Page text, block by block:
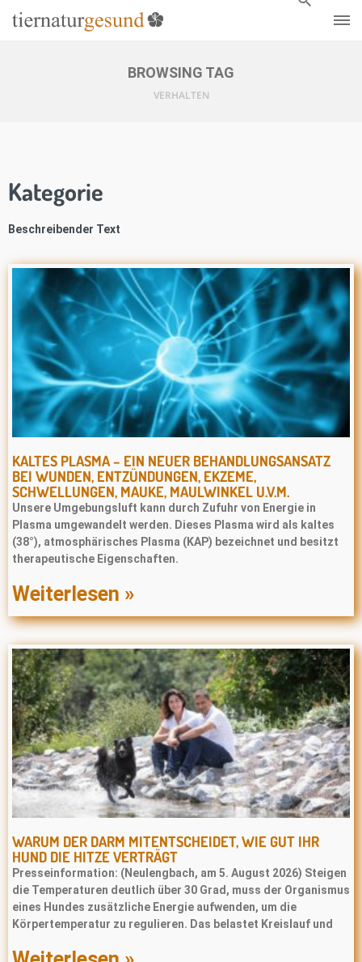
BROWSING TAG
VERHALTEN
Kategorie
Beschreibender Text
KALTES PLASMA – EIN NEUER BEHANDLUNGSANSATZ
BEI WUNDEN, ENTZÜNDUNGEN, EKZEME,
SCHWELLUNGEN, MAUKE, MAULWINKEL U.V.M.
Unsere Umgebungsluft kann durch Zufuhr von Energie in
Plasma umgewandelt werden. Dieses Plasma wird als kaltes
(38°), atmosphärisches Plasma (KAP) bezeichnet und besitzt
therapeutische Eigenschaften.
Weiterlesen »
WARUM DER DARM MITENTSCHEIDET, WIE GUT IHR
HUND DIE HITZE VERTRÄGT
Presseinformation: (Neulengbach, am 5. August 2026) Steigen
die Temperaturen deutlich über 30 Grad, muss der Organismus
eines Hundes zusätzliche Energie aufwenden, um die
Körpertemperatur zu regulieren. Das belastet Kreislauf und